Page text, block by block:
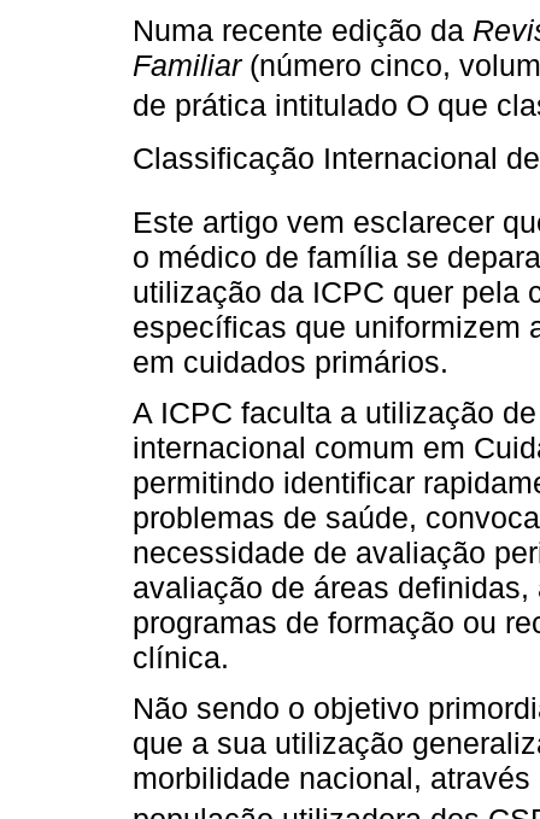
Numa recente edição da
Familiar(número cinco,
de prática intitulado O que
Classificação Internacional
Este artigo vem esclarecer
o médico de família se
utilização da ICPC quer pela
específicas que uniformizem
em cuidados primários.
A ICPC faculta a utilização
internacional comum em
permitindo identificar
problemas de saúde,
necessidade de avaliação
avaliação de áreas
programas de formação ou
clínica.
Não sendo o objetivo
que a sua utilização
morbilidade nacional,